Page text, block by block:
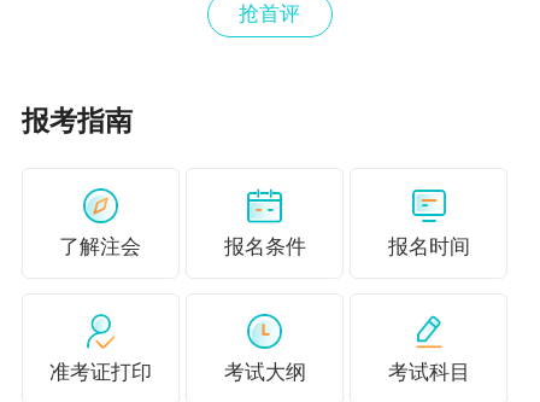
（简称中注协）官方微信公众号进行报名。报名
环节。
（一）注册并填写报名信息。
报名人员应当于2024年4月8日早8:00-4月30日晚
8:00，点击进入网报系统，按照报名指引如实填
写相关信息，在此期间，考生可以结合本人实际
员需进行注册并上传符合要求的本人最近1年1寸
免冠白底证件照片。非首次报名人员相关信息发
抢首评
报考指南
了解注会 报名条件 报名时间
准考证打印 考试大纲 考试科目